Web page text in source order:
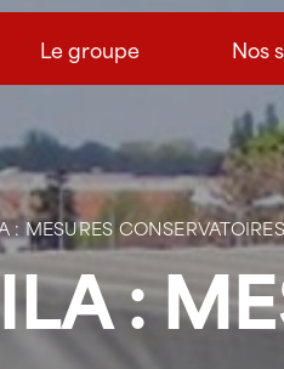
Le groupe Nos
: MESURES
: